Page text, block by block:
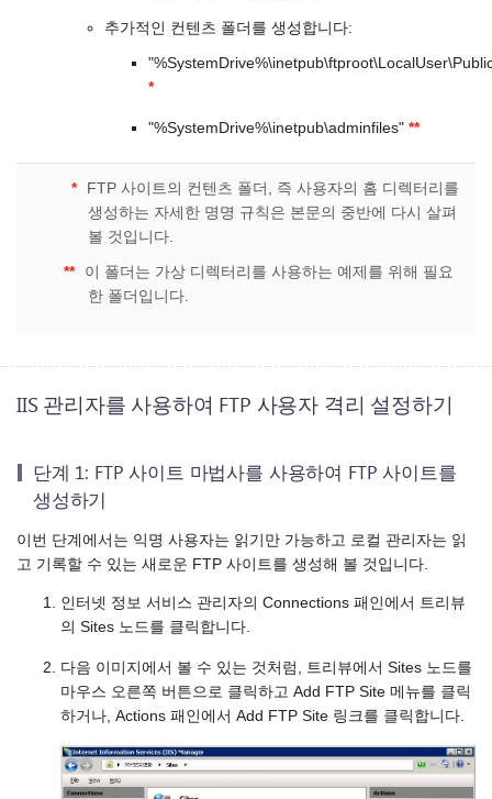
추가적인 컨텐츠 폴더를 생성합니다:
*
"%SystemDrive%\inetpub\adminfiles" **
*
FTP 사이트의 컨텐츠 폴더, 즉 사용자의 홈 디렉터리를
생성하는 자세한 명명 규칙은 본문의 중반에 다시 살펴
볼 것입니다.
**
이 폴더는 가상 디렉터리를 사용하는 예제를 위해 필요
한 폴더입니다.
IIS 관리자를 사용하여 FTP 사용자 격리 설정하기
단계 1: FTP 사이트 마법사를 사용하여 FTP 사이트를
생성하기
이번 단계에서는 익명 사용자는 읽기만 가능하고 로컬 관리자는 읽
고 기록할 수 있는 새로운 FTP 사이트를 생성해 볼 것입니다.
인터넷 정보 서비스 관리자의 Connections 패인에서 트리뷰
의 Sites 노드를 클릭합니다.
다음 이미지에서 볼 수 있는 것처럼, 트리뷰에서 Sites 노드를
마우스 오른쪽 버튼으로 클릭하고 Add FTP Site 메뉴를 클릭
하거나, Actions 패인에서 Add FTP Site 링크를 클릭합니다.